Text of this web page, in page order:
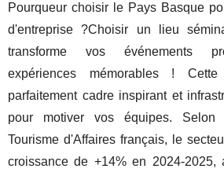
Pourqueur choisir le Pays Basque
d'entreprise ?Choisir un lieu
transforme vos événements
expériences mémorables !
parfaitement cadre inspirant et
pour motiver vos équipes. Selon
Tourisme d'Affaires français, le
croissance de +14% en 2024-